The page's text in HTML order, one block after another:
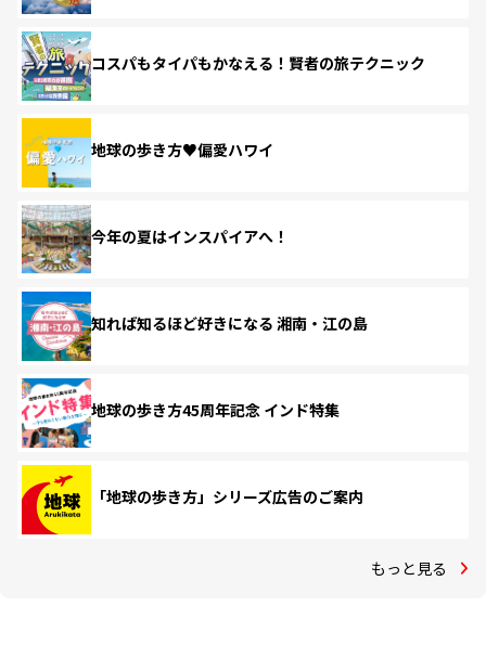
コスパもタイパもかなえる！賢者の旅テクニック
地球の歩き方♥偏愛ハワイ
今年の夏はインスパイアへ！
知れば知るほど好きになる 湘南・江の島
地球の歩き方45周年記念 インド特集
「地球の歩き方」シリーズ広告のご案内
もっと見る